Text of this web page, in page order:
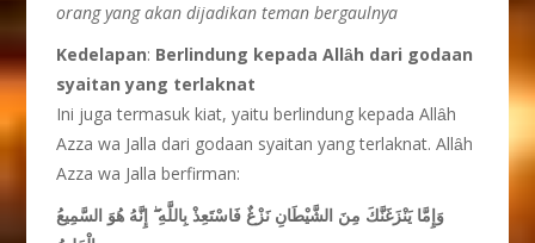
orang yang akan dijadikan teman bergaulnya
Kedelapan: Berlindung kepada Allȃh dari godaan
syaitan yang terlaknat
Ini juga termasuk kiat, yaitu berlindung kepada Allȃh
Azza wa Jalla dari godaan syaitan yang terlaknat. Allȃh
Azza wa Jalla berfirman:
وَإِمَّا يَنْزَغَنَّكَ مِنَ الشَّيْطَانِ نَزْغٌ فَاسْتَعِذْ بِاللَّهِۖ إِنَّهُ هُوَ السَّمِيعُ